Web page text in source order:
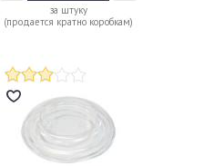
за штуку
(продается кратно коробкам)